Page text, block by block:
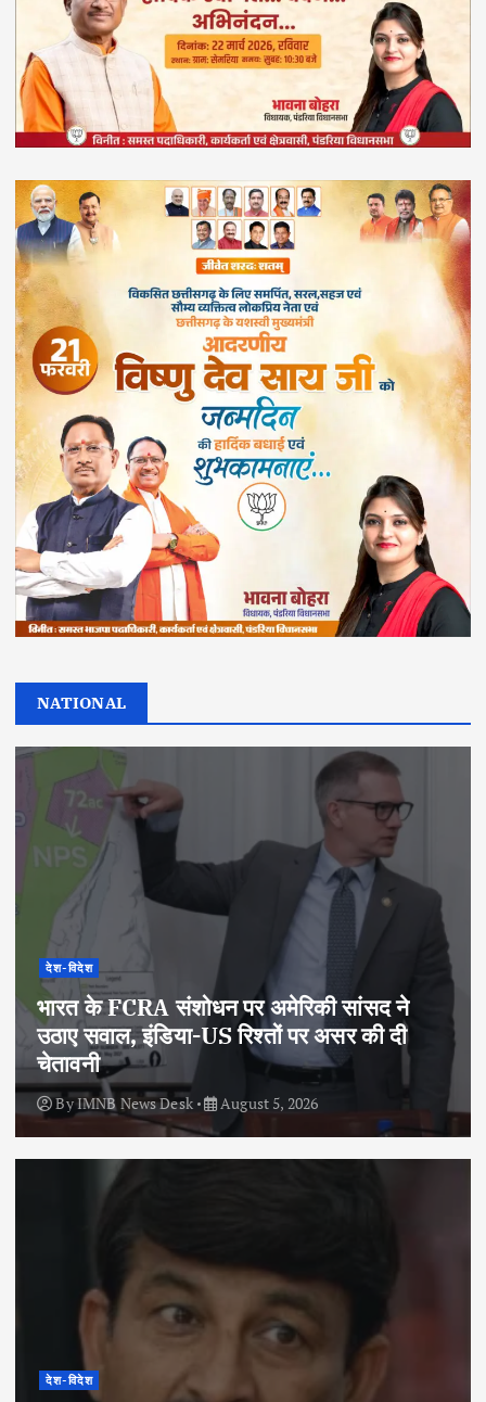
NATIONAL
देश-विदेश
भारत के FCRA संशोधन पर अमेरिकी सांसद ने
उठाए सवाल, इंडिया-US रिश्तों पर असर की दी
चेतावनी
ByIMNB News Desk August 5, 2026
देश-विदेश